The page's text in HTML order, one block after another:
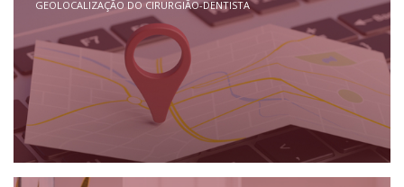
GEOLOCALIZAÇÃO DO CIRURGIÃO-DENTISTA